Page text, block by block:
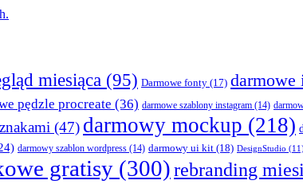
miesiąca (95) Darmowe fonty (17) darmowe
pędzle procreate (36) darmowe szablony instagram (14)
(47) darmowy mockup (218)
darmowy szablon wordpress (14) darmowy ui kit (18) DesignStudio
gratisy (300)rebranding